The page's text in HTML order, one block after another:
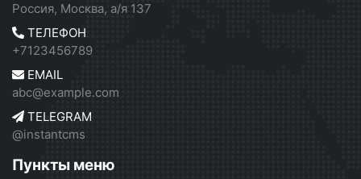
Россия, Москва, а/я 137
ТЕЛЕФОН
+7123456789
EMAIL
abc@example.com
TELEGRAM
@instantcms
Пункты меню